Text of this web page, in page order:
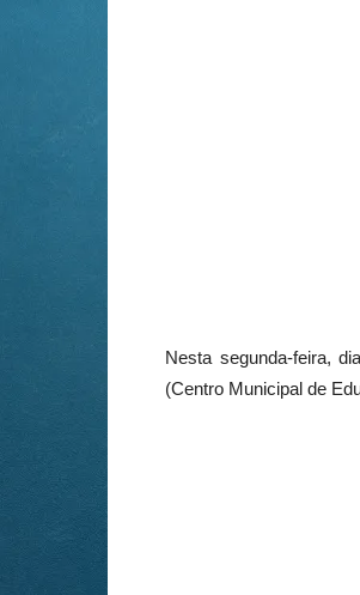
Nesta segunda-feira,
(Centro Municipal de